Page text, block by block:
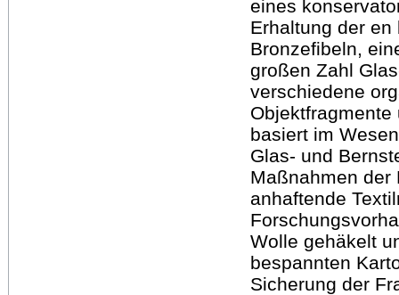
eines
Erhaltung der
Bronzefibeln,
großen Zahl
verschiedene
basiert im
Glas- und
Maßnahmen der
anhaftende
Wolle gehäkelt
bespannten
Sicherung der